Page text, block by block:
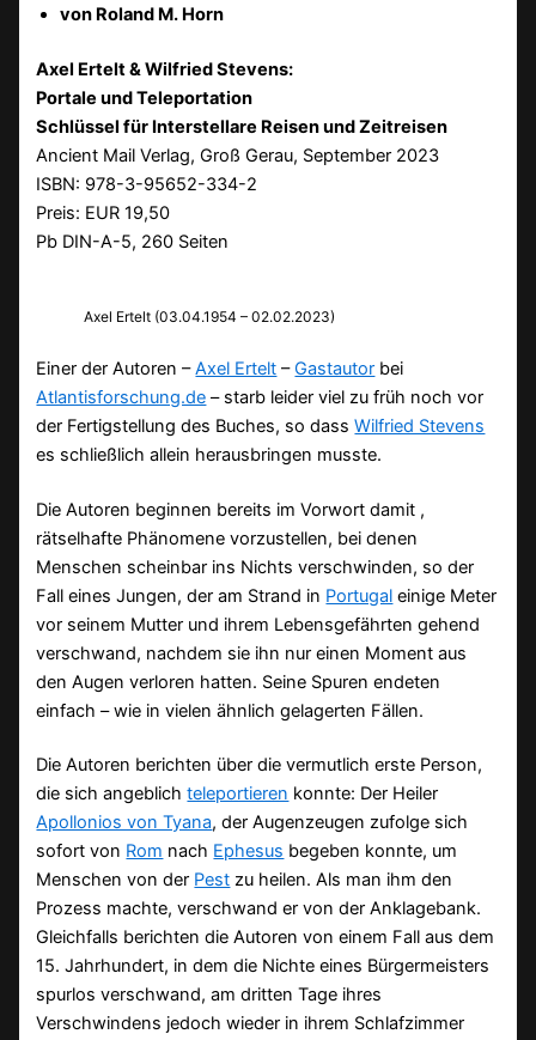
von Roland M. Horn
Axel Ertelt & Wilfried Stevens:
Portale und Teleportation
Schlüssel für Interstellare Reisen und Zeitreisen
Ancient Mail Verlag, Groß Gerau, September 2023
ISBN: 978-3-95652-334-2
Preis: EUR 19,50
Pb DIN-A-5, 260 Seiten
Axel Ertelt (03.04.1954 – 02.02.2023)
Einer der Autoren –Axel Ertelt –Gastautor bei
Atlantisforschung.de – starb leider viel zu früh noch vor
der Fertigstellung des Buches, so dassWilfried Stevens
es schließlich allein herausbringen musste.
Die Autoren beginnen bereits im Vorwort damit ,
rätselhafte Phänomene vorzustellen, bei denen
Menschen scheinbar ins Nichts verschwinden, so der
Fall eines Jungen, der am Strand in Portugal einige Meter
vor seinem Mutter und ihrem Lebensgefährten gehend
verschwand, nachdem sie ihn nur einen Moment aus
den Augen verloren hatten. Seine Spuren endeten
einfach – wie in vielen ähnlich gelagerten Fällen.
Die Autoren berichten über die vermutlich erste Person,
die sich angeblichteleportieren konnte: Der Heiler
Apollonios von Tyana, der Augenzeugen zufolge sich
sofort von Rom nach Ephesus begeben konnte, um
Menschen von der Pest zu heilen. Als man ihm den
Prozess machte, verschwand er von der Anklagebank.
Gleichfalls berichten die Autoren von einem Fall aus dem
15. Jahrhundert, in dem die Nichte eines Bürgermeisters
spurlos verschwand, am dritten Tage ihres
Verschwindens jedoch wieder in ihrem Schlafzimmer